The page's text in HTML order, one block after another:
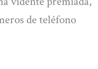
de teléfono